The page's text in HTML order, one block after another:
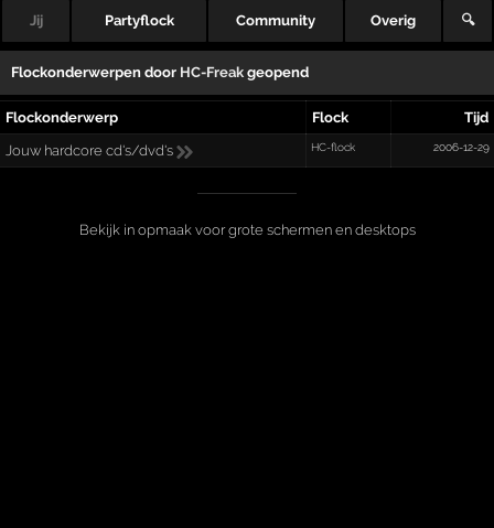
Jij Partyflock Community Overig 🔍
Flockonderwerpen door HC-Freak geopend
Flockonderwerp Flock
Tijd
Jouw hardcore cd's/dvd's
HC-flock 2006-12-29
Bekijk in opmaak voor grote schermen en desktops